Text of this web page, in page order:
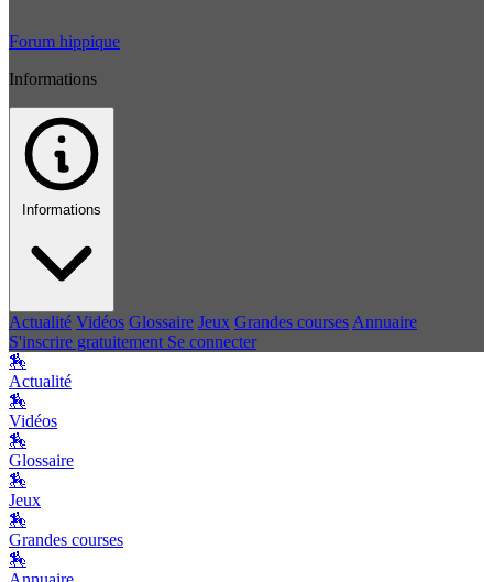
Forum hippique
Informations
Informations
Actualité Vidéos Glossaire Jeux Grandes courses Annuaire
S'inscrire gratuitement Se connecter
🏇
Actualité
🏇
Vidéos
🏇
Glossaire
🏇
Jeux
🏇
Grandes courses
🏇